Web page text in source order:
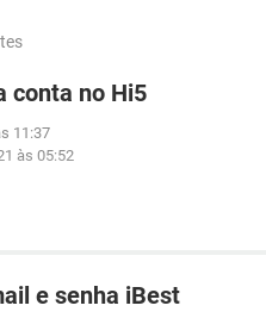
conta no Hi5
11:37
às 05:52
e senha iBest